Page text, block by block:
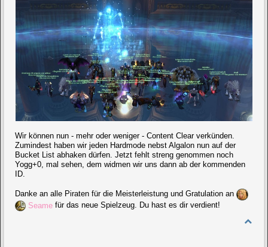
Wir können nun - mehr oder weniger - Content Clear verkünden.
Zumindest haben wir jeden Hardmode nebst Algalon nun auf der
Bucket List abhaken dürfen. Jetzt fehlt streng genommen noch
Yogg+0, mal sehen, dem widmen wir uns dann ab der kommenden
ID.
Danke an alle Piraten für die Meisterleistung und Gratulation an
Seame für das neue Spielzeug. Du hast es dir verdient!